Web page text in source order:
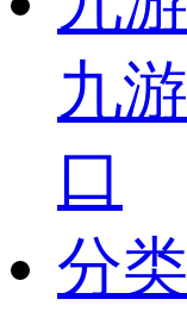
九
口
分类